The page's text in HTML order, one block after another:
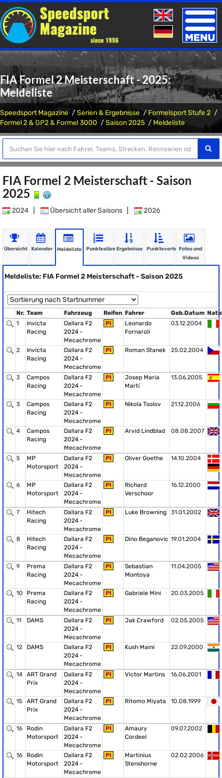
Toggle
FIA Formel 2 Meisterschaft - 2025:
Meldeliste
Speedsport Magazine Serien & Ergebnisse
Formelsport Stufe 2
Formel 2 & GP2 & Formel 3000
Saison 2025 Meldeliste
FIA Formel 2 Meisterschaft - Saison
2025
2024 Übersicht aller Saisons 2026
Übersicht Kalender Meldeliste PunkteständeErgebnisse PunkteverteilungFotos und
Videos
Meldeliste: FIA Formel 2 Meisterschaft - Saison 2025
Nr. Team Fahrzeug Reifen Fahrer Geb.Datum
1
Invicta
Racing
Dallara F2
2024 -
Mecachrome
PI
Leonardo
Fornaroli
03.12.2004
2
Invicta
Racing
Dallara F2
2024 -
Mecachrome
PI Roman Stanek 25.02.2004
3
Campos
Racing
Dallara F2
2024 -
Mecachrome
PI
Josep Maria
Martí
13.06.2005
3
Campos
Racing
Dallara F2
2024 -
Mecachrome
PI Nikola Tsolov 21.12.2006
4
Campos
Racing
Dallara F2
2024 -
Mecachrome
PI Arvid Lindblad 08.08.2007
5
MP
Motorsport
Dallara F2
2024 -
Mecachrome
PI Oliver Goethe 14.10.2004
6
MP
Motorsport
Dallara F2
2024 -
Mecachrome
PI
Richard
Verschoor
16.12.2000
7
Hitech
Racing
Dallara F2
2024 -
Mecachrome
PI Luke Browning 31.01.2002
8
Hitech
Racing
Dallara F2
2024 -
Mecachrome
PI Dino Beganovic 19.01.2004
9
Prema
Racing
Dallara F2
2024 -
Mecachrome
PI
Sebastian
Montoya
11.04.2005
10
Prema
Racing
Dallara F2
2024 -
Mecachrome
PI Gabriele Mini 20.03.2005
11 DAMS
Dallara F2
2024 -
Mecachrome
PI Jak Crawford 02.05.2005
12 DAMS
Dallara F2
2024 -
Mecachrome
PI Kush Maini 22.09.2000
14
ART Grand
Prix
Dallara F2
2024 -
Mecachrome
PI Victor Martins 16.06.2001
15
ART Grand
Prix
Dallara F2
2024 -
Mecachrome
PI Ritomo Miyata 10.08.1999
16
Rodin
Motorsport
Dallara F2
2024 -
Mecachrome
PI
Amaury
Cordeel
09.07.2002
16
Rodin
Motorsport
Dallara F2
2024 -
Mecachrome
PI
Martinius
Stenshorne
02.02.2006